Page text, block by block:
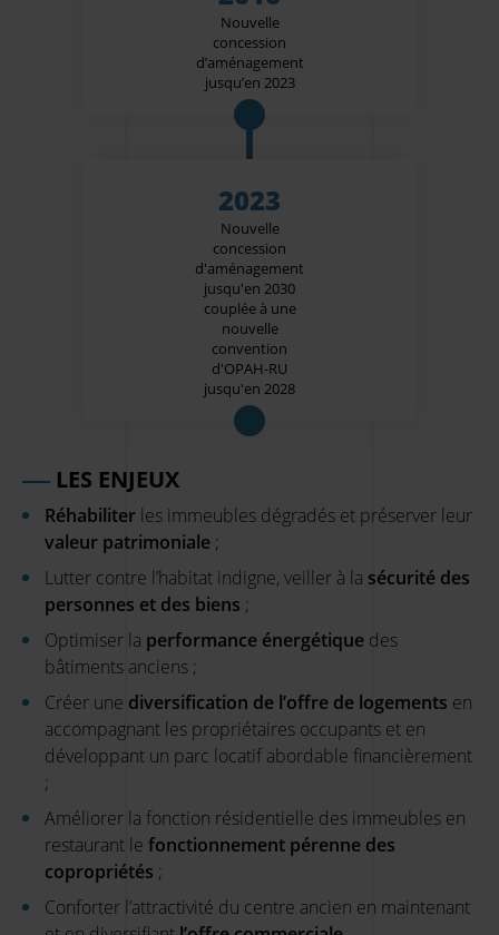
Nouvelle
concession
d’aménagement
jusqu’en 2023
2023
Nouvelle
concession
d'aménagement
jusqu'en 2030
couplée à une
nouvelle
convention
d'OPAH-RU
jusqu'en 2028
LES ENJEUX
Réhabiliter les immeubles dégradés et préserver leur
valeur patrimoniale ;
Lutter contre l’habitat indigne, veiller à la sécurité des
personnes et des biens ;
Optimiser la performance énergétique des
bâtiments anciens ;
Créer une diversification de l’offre de logements en
accompagnant les propriétaires occupants et en
développant un parc locatif abordable financièrement
;
Améliorer la fonction résidentielle des immeubles en
restaurant le fonctionnement pérenne des
copropriétés ;
Conforter l’attractivité du centre ancien en maintenant